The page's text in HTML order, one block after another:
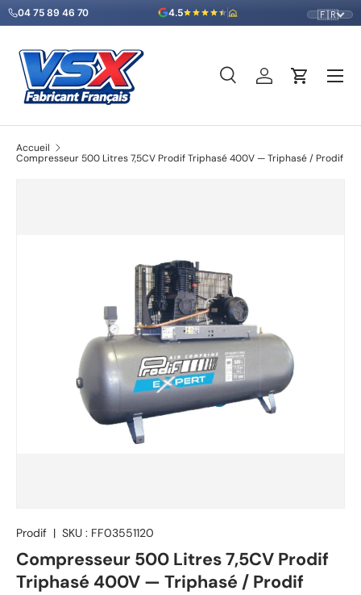
Aller au contenu
04 75 89 46 70 4.5 🇫🇷
Recherche
Type de produit
RechercheSe connecter
Panier
Menu
Accueil
Compresseur 500 Litres 7,5CV Prodif Triphasé 400V — Triphasé / Prodif
Prodif | SKU : FF03551120
Compresseur 500 Litres 7,5CV Prodif
Triphasé 400V — Triphasé / Prodif